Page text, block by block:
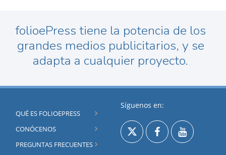
folioePress tiene la potencia de los
grandes medios publicitarios, y se
adapta a cualquier proyecto.
QUÉ ES FOLIOEPRESS
CONÓCENOS
PREGUNTAS FRECUENTES
Síguenos en: